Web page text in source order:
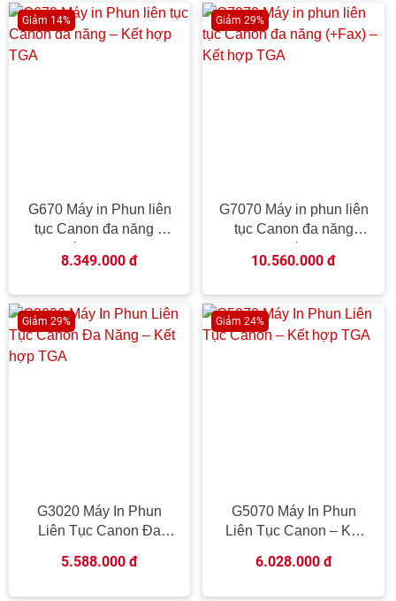
Giảm 14%
G670 Máy in Phun liên
tục Canon đa năng –
8.349.000 đ
Giảm 29%
G7070 Máy in phun liên
tục Canon đa năng
10.560.000 đ
Giảm 29%
G3020 Máy In Phun
Liên Tục Canon Đa
5.588.000 đ
Giảm 24%
G5070 Máy In Phun
Liên Tục Canon – Kết
6.028.000 đ